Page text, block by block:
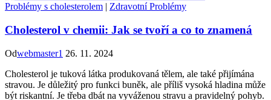
Problémy s cholesterolem | Zdravotní Problémy
Cholesterol v chemii: Jak se tvoří a co to znamená
Odwebmaster1 26. 11. 2024
Cholesterol je tuková látka produkovaná tělem, ale také přijímána
stravou. Je důležitý pro funkci buněk, ale příliš vysoká hladina může
být riskantní. Je třeba dbát na vyváženou stravu a pravidelný pohyb.